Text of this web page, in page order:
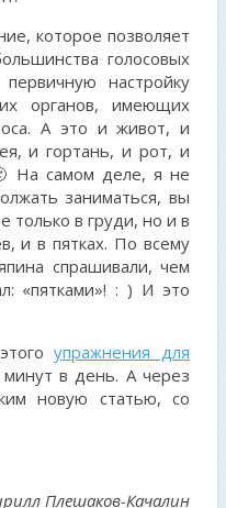
которое позволяет
голосовых
настройку
органов, имеющих
А это и живот, и
и гортань, и рот, и
На самом деле, я не
заниматься, вы
только в груди, но и в
и в пятках. По всему
спрашивали, чем
«пятками»! : ) И это
упражнения для
в день. А через
новую статью, со
Плешаков-Качалин